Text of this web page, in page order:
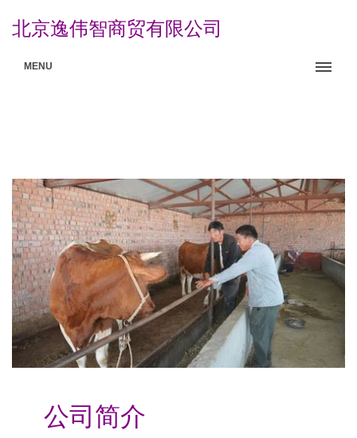
北京逸伟智商贸有限公司
MENU
公司简介